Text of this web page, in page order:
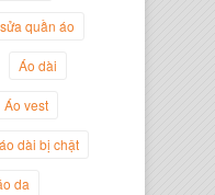
Potato
quần áo
Áo dài
Áo vest
áo dài bị chật
da